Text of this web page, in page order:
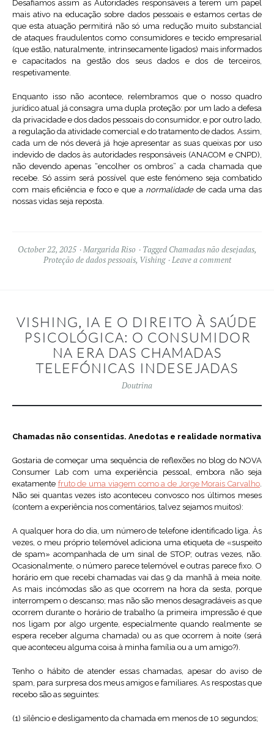
Desafiamos assim as Autoridades responsáveis a terem um papel
mais ativo na educação sobre dados pessoais e estamos certas de
que esta atuação permitirá não só uma redução muito substancial
de ataques fraudulentos como consumidores e tecido empresarial
(que estão, naturalmente, intrinsecamente ligados) mais informados
e capacitados na gestão dos seus dados e dos de terceiros,
respetivamente.
Enquanto isso não acontece, relembramos que o nosso quadro
jurídico atual já consagra uma dupla proteção: por um lado a defesa
da privacidade e dos dados pessoais do consumidor, e por outro lado,
a regulação da atividade comercial e do tratamento de dados. Assim,
cada um de nós deverá já hoje apresentar as suas queixas por uso
indevido de dados às autoridades responsáveis (ANACOM e CNPD),
não devendo apenas “encolher os ombros” a cada chamada que
recebe. Só assim será possível que este fenómeno seja combatido
com mais eficiência e foco e que a normalidadede cada uma das
nossas vidas seja reposta.
October 22, 2025 Margarida Riso Tagged Chamadas não desejadas,
Proteção de dados pessoais, Vishing Leave a comment
VISHING, IA E O DIREITO À SAÚDE
PSICOLÓGICA: O CONSUMIDOR
NA ERA DAS CHAMADAS
TELEFÓNICAS INDESEJADAS
Doutrina
Chamadas não consentidas. Anedotas e realidade normativa
Gostaria de começar uma sequência de reflexões no blog do NOVA
Consumer Lab com uma experiência pessoal, embora não seja
exatamente fruto de uma viagem como a de Jorge Morais Carvalho.
Não sei quantas vezes isto aconteceu convosco nos últimos meses
(contem a experiência nos comentários, talvez sejamos muitos):
A qualquer hora do dia, um número de telefone identificado liga. Às
vezes, o meu próprio telemóvel adiciona uma etiqueta de «suspeito
de spam» acompanhada de um sinal de STOP; outras vezes, não.
Ocasionalmente, o número parece telemóvel e outras parece fixo. O
horário em que recebi chamadas vai das 9 da manhã à meia noite.
As mais incómodas são as que ocorrem na hora da sesta, porque
interrompem o descanso; mas não são menos desagradáveis as que
ocorrem durante o horário de trabalho (a primeira impressão é que
nos ligam por algo urgente, especialmente quando realmente se
espera receber alguma chamada) ou as que ocorrem à noite (será
que aconteceu alguma coisa à minha família ou a um amigo?).
Tenho o hábito de atender essas chamadas, apesar do aviso de
spam, para surpresa dos meus amigos e familiares. As respostas que
recebo são as seguintes:
(1) silêncio e desligamento da chamada em menos de 10 segundos;